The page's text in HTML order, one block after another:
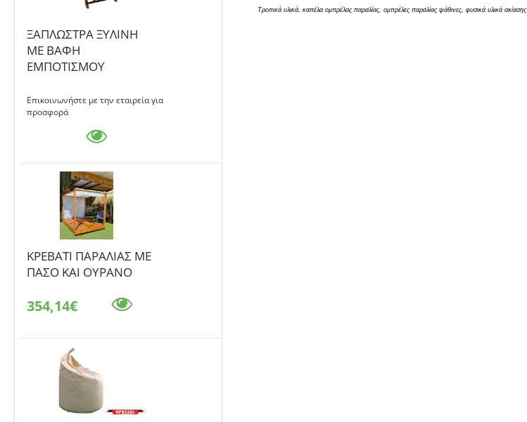
ΞΑΠΛΩΣΤΡΑ ΞΥΛΙΝΗ
ΜΕ ΒΑΦΗ
ΕΜΠΟΤΙΣΜΟΥ
Επικοινωνήστε με την εταιρεία για
προσφορά
KΡΕΒΑΤΙ ΠΑΡΑΛΙΑΣ ΜΕ
ΠΑΣΟ ΚΑΙ ΟΥΡΑΝΟ
354,14€
Τροπικά υλικά, καπέλα ομπρέλας παραλίας, ομπρέλες παραλίας ψάθινες, φυσικά υλικά σκίασης